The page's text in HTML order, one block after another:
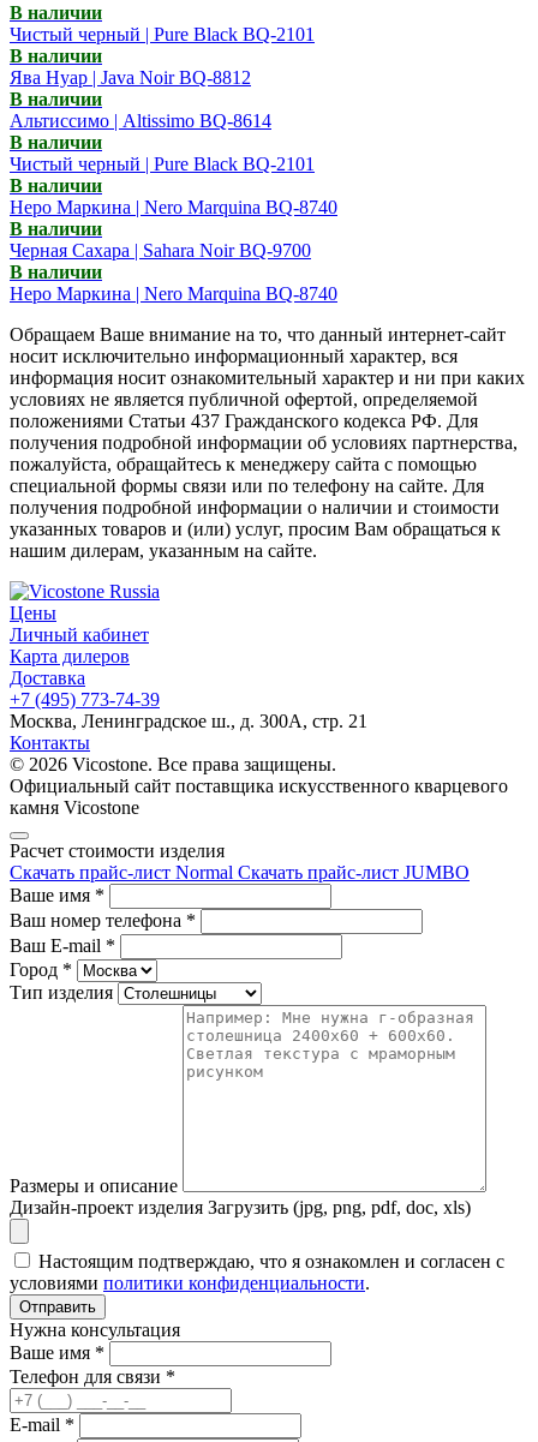
В наличии
Чистый черный | Pure Black BQ-2101
В наличии
Ява Нуар | Java Noir BQ-8812
В наличии
Альтиссимо | Altissimo BQ-8614
В наличии
Чистый черный | Pure Black BQ-2101
В наличии
Неро Маркина | Nero Marquina BQ-8740
В наличии
Черная Сахара | Sahara Noir BQ-9700
В наличии
Неро Маркина | Nero Marquina BQ-8740
Обращаем Ваше внимание на то, что данный интернет-сайт
носит исключительно информационный характер, вся
информация носит ознакомительный характер и ни при каких
условиях не является публичной офертой, определяемой
положениями Статьи 437 Гражданского кодекса РФ. Для
получения подробной информации об условиях партнерства,
пожалуйста, обращайтесь к менеджеру сайта с помощью
специальной формы связи или по телефону на сайте. Для
получения подробной информации о наличии и стоимости
указанных товаров и (или) услуг, просим Вам обращаться к
нашим дилерам, указанным на сайте.
Цены
Личный кабинет
Карта дилеров
Доставка
+7 (495) 773-74-39
Москва, Ленинградское ш., д. 300А, стр. 21
Контакты
© 2026 Vicostone. Все права защищены.
Официальный сайт поставщика искусственного кварцевого
камня Vicostone
Расчет стоимости изделия
Скачать прайс-лист Normal Скачать прайс-лист JUMBO
Ваше имя *
Ваш номер телефона *
Ваш E-mail *
Город *
Тип изделия
Размеры и описание
Дизайн-проект изделия Загрузить (jpg, png, pdf, doc, xls)
Настоящим подтверждаю, что я ознакомлен и согласен с
условиями политики конфиденциальности.
Отправить
Нужна консультация
Ваше имя *
Телефон для связи *
E-mail *